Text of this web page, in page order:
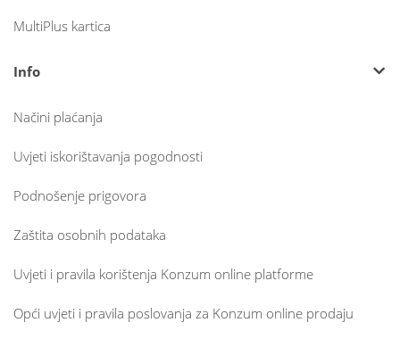
MultiPlus kartica
Info
Načini plaćanja
Uvjeti iskorištavanja pogodnosti
Podnošenje prigovora
Zaštita osobnih podataka
Uvjeti i pravila korištenja Konzum online platforme
Opći uvjeti i pravila poslovanja za Konzum online prodaju